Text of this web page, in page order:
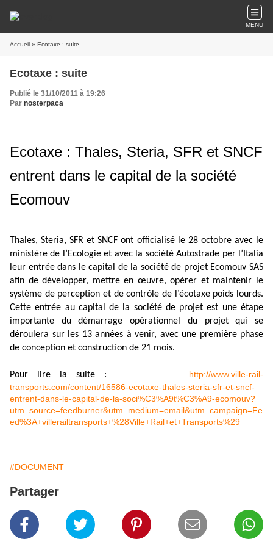
MENU
Accueil » Ecotaxe : suite
Ecotaxe : suite
Publié le 31/10/2011 à 19:26
Par nosterpaca
Ecotaxe : Thales, Steria, SFR et SNCF
entrent dans le capital de la société
Ecomouv
Thales, Steria, SFR et SNCF ont officialisé le 28 octobre avec le
ministère de l’Ecologie et avec la société Autostrade per l’Italia
leur entrée dans le capital de la société de projet Ecomouv SAS
afin de développer, mettre en œuvre, opérer et maintenir le
système de perception et de contrôle de l’écotaxe poids lourds.
Cette entrée au capital de la société de projet est une étape
importante du démarrage opérationnel du projet qui se
déroulera sur les 13 années à venir, avec une première phase
de conception et construction de 21 mois.
Pour lire la suite :
http://www.ville-rail-
transports.com/content/16586-ecotaxe-thales-steria-sfr-et-sncf-
entrent-dans-le-capital-de-la-soci%C3%A9t%C3%A9-ecomouv?
utm_source=feedburner&utm_medium=email&utm_campaign=Fe
ed%3A+villerailtransports+%28Ville+Rail+et+Transports%29
#DOCUMENT
Partager